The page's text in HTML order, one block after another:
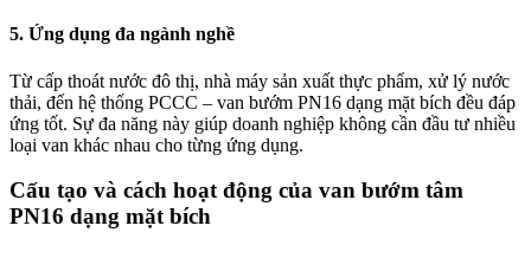
5. Ứng dụng đa ngành nghề
Từ cấp thoát nước đô thị, nhà máy sản xuất thực phẩm, xử lý nước
thải, đến hệ thống PCCC – van bướm PN16 dạng mặt bích đều đáp
ứng tốt. Sự đa năng này giúp doanh nghiệp không cần đầu tư nhiều
loại van khác nhau cho từng ứng dụng.
Cấu tạo và cách hoạt động của van bướm tâm
PN16 dạng mặt bích